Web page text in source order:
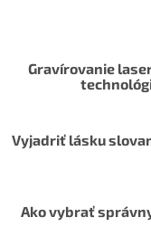
Gravírovanie
Vyjadriť lásku
Ako vybrať